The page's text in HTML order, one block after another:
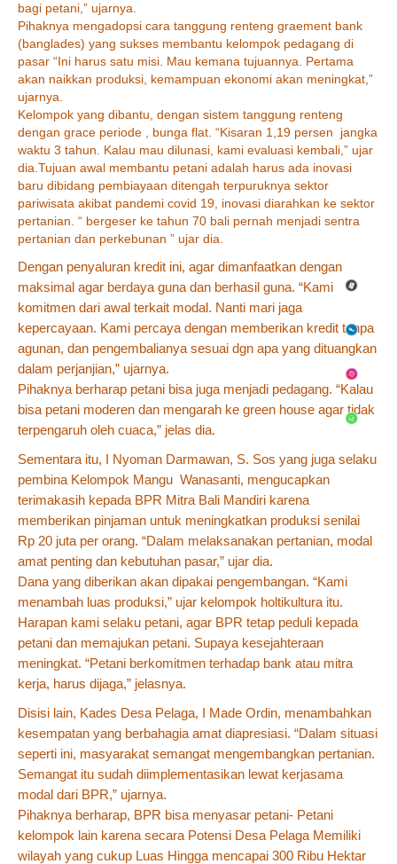
Karier
LAPORAN
Laporan Publikasi
Laporan Tahunan
Laporan GCG
Laporan RKB
PROMO DAN ASET
Ayda
Lelang
KRITIK & SARAN
Laporan Pengaduan Konsumen
bagi petani,” ujarnya.
Pihaknya mengadopsi cara tanggung renteng graement bank
(banglades) yang sukses membantu kelompok pedagang di
pasar “Ini harus satu misi. Mau kemana tujuannya. Pertama
akan naikkan produksi, kemampuan ekonomi akan meningkat,”
ujarnya.
Kelompok yang dibantu, dengan sistem tanggung renteng
dengan grace periode , bunga flat. “Kisaran 1,19 persen jangka
waktu 3 tahun. Kalau mau dilunasi, kami evaluasi kembali,” ujar
dia.Tujuan awal membantu petani adalah harus ada inovasi
baru dibidang pembiayaan ditengah terpuruknya sektor
pariwisata akibat pandemi covid 19, inovasi diarahkan ke sektor
pertanian. “ bergeser ke tahun 70 bali pernah menjadi sentra
pertanian dan perkebunan ” ujar dia.
Dengan penyaluran kredit ini, agar dimanfaatkan dengan
maksimal agar berdaya guna dan berhasil guna. “Kami
komitmen dari awal terkait modal. Nanti mari jaga
kepercayaan. Kami percaya dengan memberikan kredit tanpa
agunan, dan pengembalianya sesuai dgn apa yang dituangkan
dalam perjanjian,” ujarnya.
Pihaknya berharap petani bisa juga menjadi pedagang. “Kalau
bisa petani moderen dan mengarah ke green house agar tidak
terpengaruh oleh cuaca,” jelas dia.
Sementara itu, I Nyoman Darmawan, S. Sos yang juga selaku
pembina Kelompok Mangu Wanasanti, mengucapkan
terimakasih kepada BPR Mitra Bali Mandiri karena
memberikan pinjaman untuk meningkatkan produksi senilai
Rp 20 juta per orang. “Dalam melaksanakan pertanian, modal
amat penting dan kebutuhan pasar,” ujar dia.
Dana yang diberikan akan dipakai pengembangan. “Kami
menambah luas produksi,” ujar kelompok holtikultura itu.
Harapan kami selaku petani, agar BPR tetap peduli kepada
petani dan memajukan petani. Supaya kesejahteraan
meningkat. “Petani berkomitmen terhadap bank atau mitra
kerja, harus dijaga,” jelasnya.
Disisi lain, Kades Desa Pelaga, I Made Ordin, menambahkan
kesempatan yang berbahagia amat diapresiasi. “Dalam situasi
seperti ini, masyarakat semangat mengembangkan pertanian.
Semangat itu sudah diimplementasikan lewat kerjasama
modal dari BPR,” ujarnya.
Pihaknya berharap, BPR bisa menyasar petani- Petani
kelompok lain karena secara Potensi Desa Pelaga Memiliki
wilayah yang cukup Luas Hingga mencapai 300 Ribu Hektar